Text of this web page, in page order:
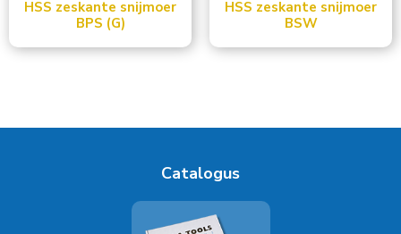
HSS zeskante snijmoer
BPS (G)
HSS zeskante snijmoer
BSW
Catalogus